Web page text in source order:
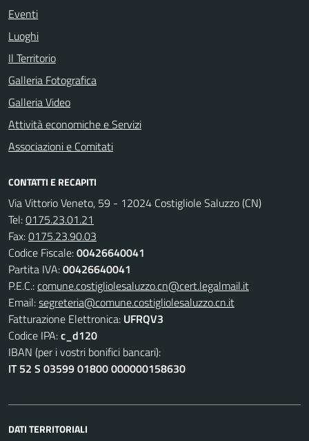
Eventi
Luoghi
Il Territorio
Galleria Fotografica
Galleria Video
Attività economiche e Servizi
Associazioni e Comitati
CONTATTI E RECAPITI
Via Vittorio Veneto, 59 - 12024 Costigliole Saluzzo (CN)
Tel:0175.23.01.21
Fax:0175.23.90.03
Codice Fiscale:00426640041
Partita IVA:00426640041
P.E.C.:comune.costigliolesaluzzo.cn@cert.legalmail.it
Email:segreteria@comune.costigliolesaluzzo.cn.it
Fatturazione Elettronica: UFRQV3
Codice IPA:c_d120
IBAN (per i vostri bonifici bancari):
IT 52 S 03599 01800 000000158630
DATI TERRITORIALI